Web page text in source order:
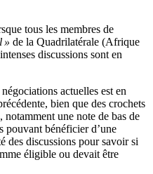
tous les membres de
» de la Quadrilatérale (Afrique
discussions sont en
actuelles est en
bien que des crochets
notamment une note de bas de
pouvant bénéficier d’une
des discussions pour savoir si
éligible ou devait être